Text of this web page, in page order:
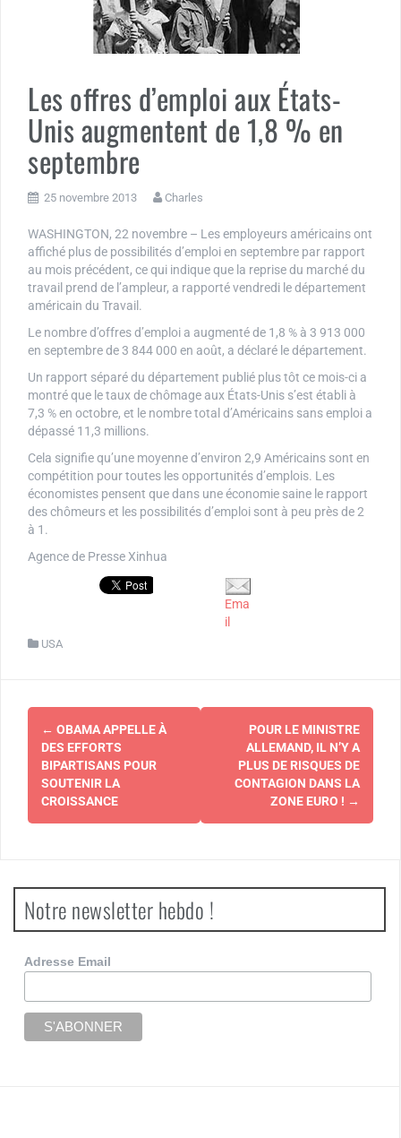
Les offres d’emploi aux États-
Unis augmentent de 1,8 % en
septembre
25 novembre 2013 Charles
WASHINGTON, 22 novembre – Les employeurs américains ont
affiché plus de possibilités d’emploi en septembre par rapport
au mois précédent, ce qui indique que la reprise du marché du
travail prend de l’ampleur, a rapporté vendredi le département
américain du Travail.
Le nombre d’offres d’emploi a augmenté de 1,8 % à 3 913 000
en septembre de 3 844 000 en août, a déclaré le département.
Un rapport séparé du département publié plus tôt ce mois-ci a
montré que le taux de chômage aux États-Unis s’est établi à
7,3 % en octobre, et le nombre total d’Américains sans emploi a
dépassé 11,3 millions.
Cela signifie qu’une moyenne d’environ 2,9 Américains sont en
compétition pour toutes les opportunités d’emplois. Les
économistes pensent que dans une économie saine le rapport
des chômeurs et les possibilités d’emploi sont à peu près de 2
à 1.
Agence de Presse Xinhua
Ema
il
USA
Navigation
d'article
← OBAMA APPELLE À
DES EFFORTS
BIPARTISANS POUR
SOUTENIR LA
CROISSANCE
POUR LE MINISTRE
ALLEMAND, IL N’Y A
PLUS DE RISQUES DE
CONTAGION DANS LA
ZONE EURO ! →
Notre newsletter hebdo !
Adresse Email